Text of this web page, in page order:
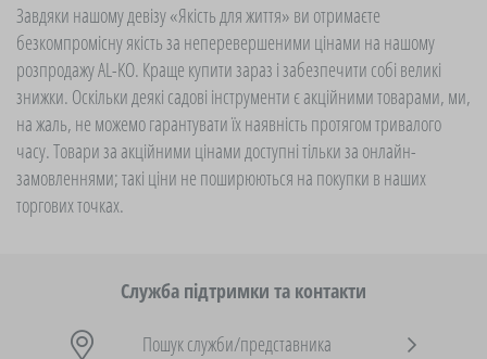
Завдяки нашому девізу «Якість для життя» ви отримаєте
безкомпромісну якість за неперевершеними цінами на нашому
розпродажу AL-KO. Краще купити зараз і забезпечити собі великі
знижки. Оскільки деякі садові інструменти є акційними товарами, ми,
на жаль, не можемо гарантувати їх наявність протягом тривалого
часу. Товари за акційними цінами доступні тільки за онлайн-
замовленнями; такі ціни не поширюються на покупки в наших
торгових точках.
Служба підтримки та контакти
Пошук служби/представника